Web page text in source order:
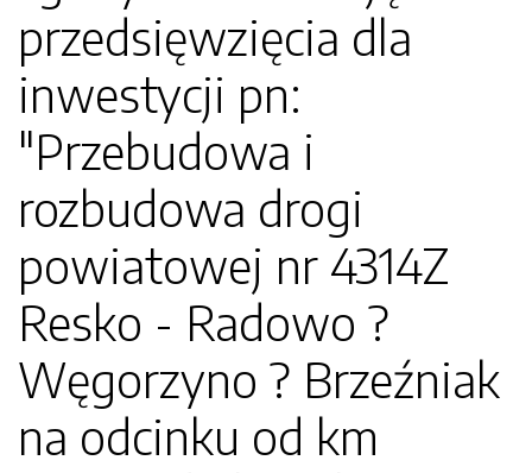
przedsięwzięcia dla
inwestycji pn:
"Przebudowa i
rozbudowa drogi
powiatowej nr 4314Z
Resko - Radowo ?
Węgorzyno ? Brzeźniak
na odcinku od km